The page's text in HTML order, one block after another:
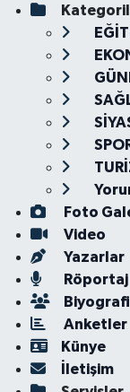
Foto
Video
Yazarlar
Röportaj
Biyografi
Anketler
Künye
İletişim